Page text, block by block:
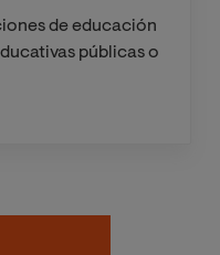
de educación
públicas o